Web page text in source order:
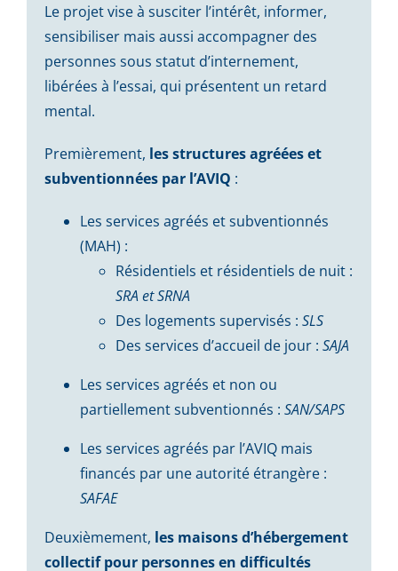
Le projet vise à susciter l’intérêt, informer,
sensibiliser mais aussi accompagner des
personnes sous statut d’internement,
libérées à l’essai, qui présentent un retard
mental.
Premièrement, les structures agréées et
subventionnées par l’AVIQ :
Les services agréés et subventionnés
(MAH) :
Résidentiels et résidentiels de nuit :
SRA et SRNA
Des logements supervisés : SLS
Des services d’accueil de jour : SAJA
Les services agréés et non ou
partiellement subventionnés : SAN/SAPS
Les services agréés par l’AVIQ mais
financés par une autorité étrangère :
SAFAE
Deuxièmement, les maisons d’hébergement
collectif pour personnes en difficultés